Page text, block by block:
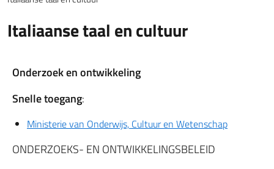
Italiaanse taal en cultuur
Onderzoek en ontwikkeling
Snelle toegang:
Ministerie van Onderwijs, Cultuur en Wetenschap
ONDERZOEKS- EN ONTWIKKELINGSBELEID